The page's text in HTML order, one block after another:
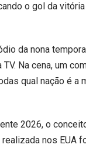
o gol da
da nona
Na cena, um
qual nação é a
2026, o
nos EUA